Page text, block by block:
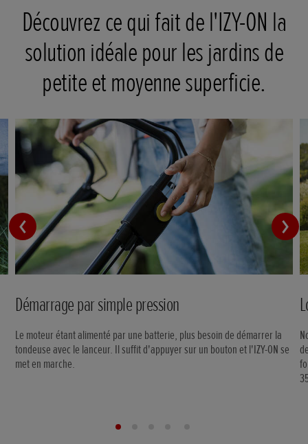
Découvrez ce qui fait de l'IZY-ON la
solution idéale pour les jardins de
petite et moyenne superficie.
Démarrage par simple pression
Le moteur étant alimenté par une batterie, plus besoin de démarrer la
tondeuse avec le lanceur. Il suffit d'appuyer sur un bouton et l'IZY-ON se
met en marche.